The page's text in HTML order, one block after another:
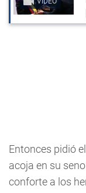
Entonces pidió
acoja en su
conforte a los